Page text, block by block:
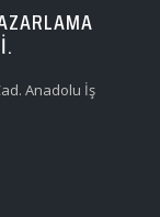
Anadolu İş